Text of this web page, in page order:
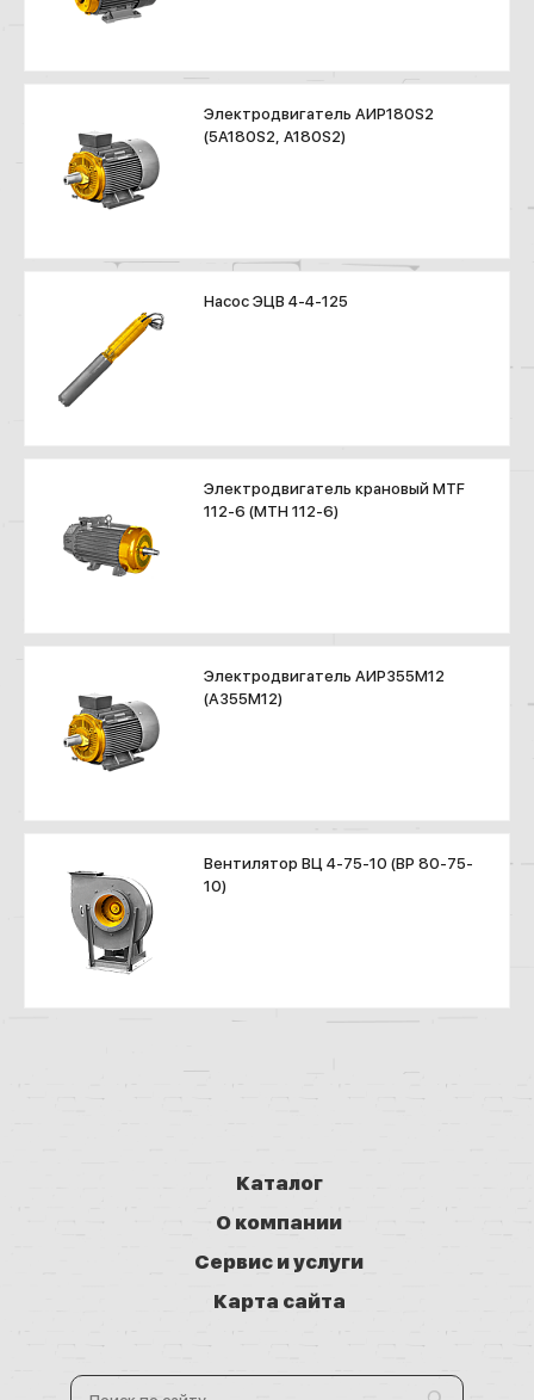
Электродвигатель АИР180S2
(5А180S2, А180S2)
Насос ЭЦВ 4-4-125
Электродвигатель крановый MTF
112-6 (МТН 112-6)
Электродвигатель АИР355М12
(А355М12)
Вентилятор ВЦ 4-75-10 (ВР 80-75-
10)
Каталог
О компании
Сервис и услуги
Карта сайта